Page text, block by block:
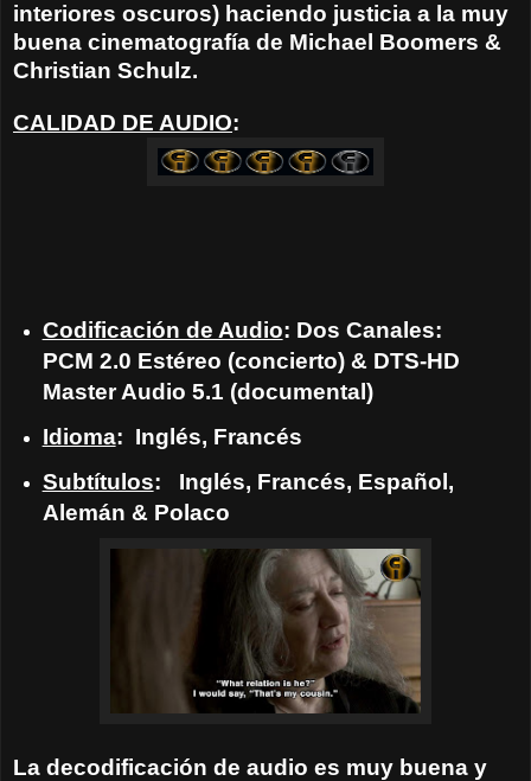
interiores oscuros) haciendo justicia a la muy
buena cinematografía de Michael Boomers &
Christian Schulz.
CALIDAD DE AUDIO:
Codificación de Audio: Dos Canales:
PCM 2.0 Estéreo (concierto) & DTS-HD
Master Audio 5.1 (documental)
Idioma: Inglés, Francés
Subtítulos: Inglés, Francés, Español,
Alemán & Polaco
La decodificación de audio es muy buena y